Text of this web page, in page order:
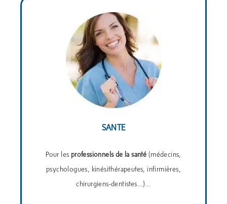
SANTE
Pour les professionnels de la santé (médecins,
psychologues, kinésithérapeutes, infirmières,
chirurgiens-dentistes…)…